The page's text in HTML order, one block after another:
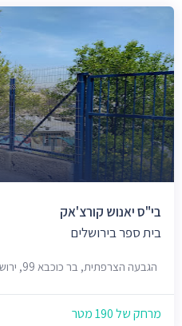
בי"ס יאנוש קורצ'אק
בית ספר בירושלים
הגבעה הצרפתית, בר כוכבא 99, ירושלים
מרחק של 190 מטר